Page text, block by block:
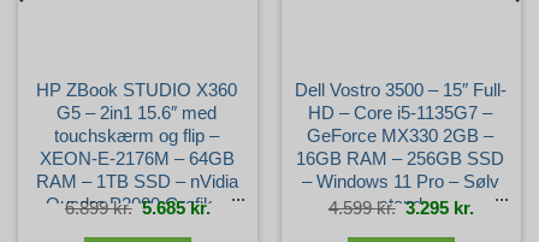
HP ZBook STUDIO X360
G5 – 2in1 15.6″ med
touchskærm og flip –
XEON-E-2176M – 64GB
RAM – 1TB SSD – nVidia
Quadro P2000 Grafik –
6.899kr. Den
oprindelige
pris
5.685kr.Den
aktuelle
pris
Dell Vostro 3500 – 15″ Full-
HD – Core i5-1135G7 –
GeForce MX330 2GB –
16GB RAM – 256GB SSD
– Windows 11 Pro – Sølv
stand
4.599kr. Den
oprindelige
pris
3.295 kr. Den
aktuelle
pris